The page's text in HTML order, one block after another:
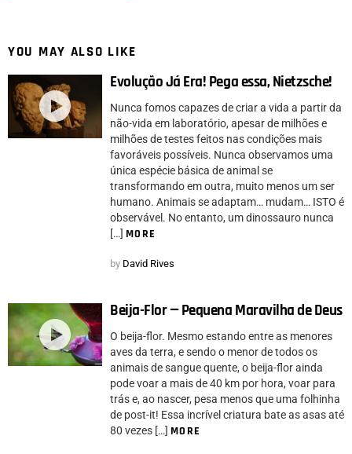
YOU MAY ALSO LIKE
Evolução Já Era! Pega essa, Nietzsche!
Nunca fomos capazes de criar a vida a partir da
não-vida em laboratório, apesar de milhões e
milhões de testes feitos nas condições mais
favoráveis possíveis. Nunca observamos uma
única espécie básica de animal se
transformando em outra, muito menos um ser
humano. Animais se adaptam… mudam… ISTO é
observável. No entanto, um dinossauro nunca
[…] MORE
by David Rives
Beija-Flor — Pequena Maravilha de Deus
O beija-flor. Mesmo estando entre as menores
aves da terra, e sendo o menor de todos os
animais de sangue quente, o beija-flor ainda
pode voar a mais de 40 km por hora, voar para
trás e, ao nascer, pesa menos que uma folhinha
de post-it! Essa incrível criatura bate as asas até
80 vezes […] MORE